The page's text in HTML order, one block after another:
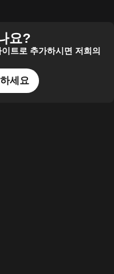
요?
트로 추가하시면 저희의
세요